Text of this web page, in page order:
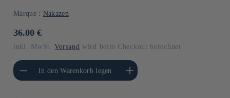
Marque : Nakazen
Normaler
36.00 €
inkl. MwSt.Versand wird beim Checkout berechnet
die Menge für
TitleIn den Warenkorb legen
Erhöhe die Menge für Default
Title